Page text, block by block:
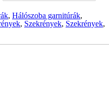
, Hálószoba garnitúrák,
, Szekrények, Szekrények,